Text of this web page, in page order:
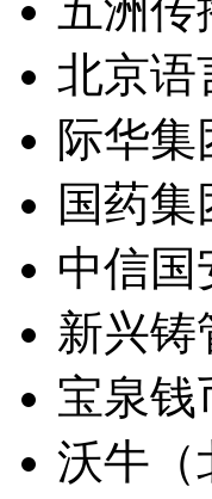
北京语
际华集
国药
中信国
新兴铸
宝泉钱
沃牛（